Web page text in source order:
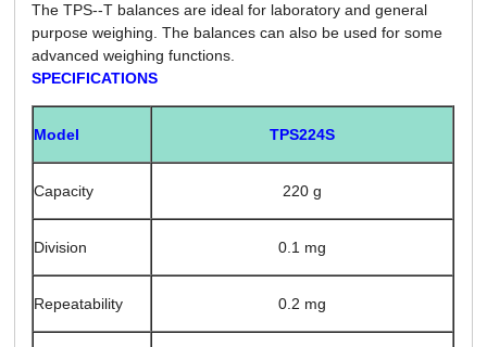
The TPS--T balances are ideal for laboratory and general
purpose weighing. The balances can also be used for some
advanced weighing functions.
SPECIFICATIONS
Model TPS224S
Capacity 220 g
Division 0.1 mg
Repeatability 0.2 mg